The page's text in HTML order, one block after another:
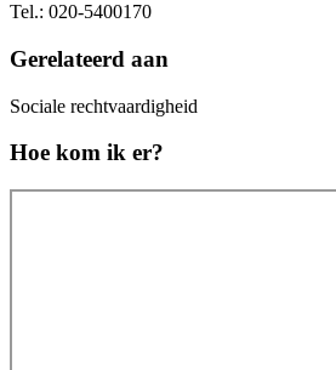
Tel.: 020-5400170
Gerelateerd aan
Sociale rechtvaardigheid
Hoe kom ik er?